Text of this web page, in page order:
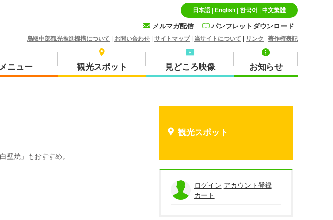
日本語| English| 한국어 中文繁體
メルマガ配信 パンフレットダウンロード
鳥取中部観光推進機構について お問い合わせ サイトマップ| 当サイトについて リンク 著作権表記
ニュー
特産品・お土産品
観光スポット
北栄町
見どころ映像 お知らせ
観光スポット
壁焼」もおすすめ。
ログイン アカウント登録
カート